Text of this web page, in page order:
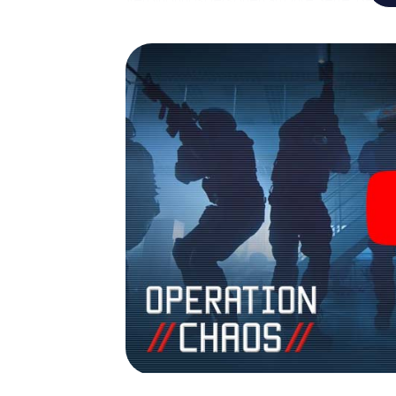
Team im Highscore von Enghien und
Das myCityHunt Escape Game macht
Holen Sie sich Ihre Tickets in die Welt der
Enghien in einen Outdoor Escape Room!